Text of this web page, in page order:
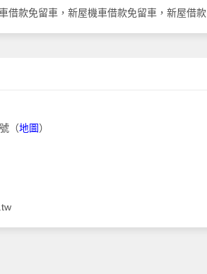
借款免留車，新屋機車借款免留車，新屋借款
（地圖）